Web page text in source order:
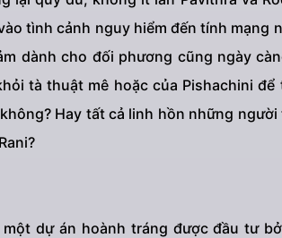
tình cảnh nguy hiểm đến tính mạng
dành cho đối phương cũng ngày
tà thuật mê hoặc của Pishachini
Hay tất cả linh hồn những
dự án hoành tráng được đầu tư